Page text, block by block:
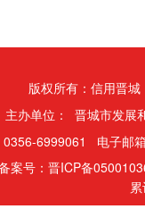
版权所有：信用晋
主办单位： 晋城市发展
0356-6999061 电子邮
案号：晋ICP备